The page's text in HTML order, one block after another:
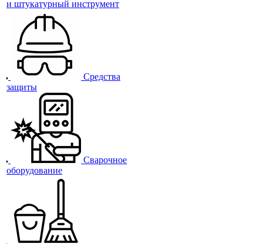
и штукатурный инструмент
Средства
защиты
Сварочное
оборудование